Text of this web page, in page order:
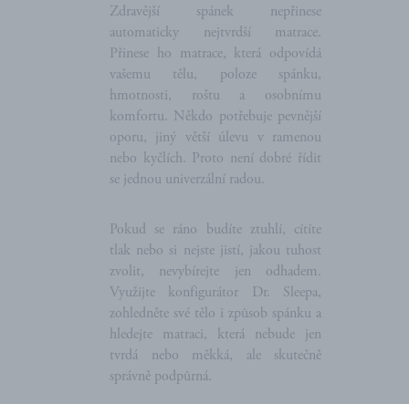
Zdravější spánek nepřinese
automaticky nejtvrdší matrace.
Přinese ho matrace, která odpovídá
vašemu tělu, poloze spánku,
hmotnosti, roštu a osobnímu
komfortu. Někdo potřebuje pevnější
oporu, jiný větší úlevu v ramenou
nebo kyčlích. Proto není dobré řídit
se jednou univerzální radou.
Pokud se ráno budíte ztuhlí, cítíte
tlak nebo si nejste jistí, jakou tuhost
zvolit, nevybírejte jen odhadem.
Využijte konfigurátor Dr. Sleepa,
zohledněte své tělo i způsob spánku a
hledejte matraci, která nebude jen
tvrdá nebo měkká, ale skutečně
správně podpůrná.